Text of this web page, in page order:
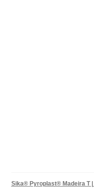
Sika® Pyroplast® Madeira T